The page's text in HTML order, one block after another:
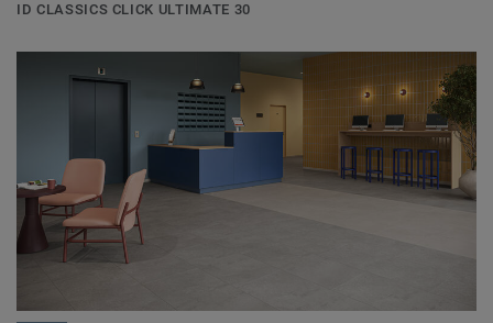
ID CLASSICS CLICK ULTIMATE 30